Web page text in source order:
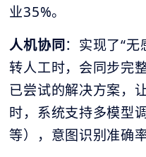
业35%。
人机协同：实现了“
转人工时，会同步完
已尝试的解决方案，
时，系统支持多模型
等），意图识别准确